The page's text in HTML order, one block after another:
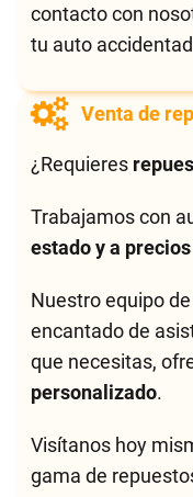
contacto con
tu auto
Venta de
¿Requieres
Trabajamos con
estado y a
Nuestro equipo
encantado de
que necesitas,
personalizado.
Visítanos hoy
gama de